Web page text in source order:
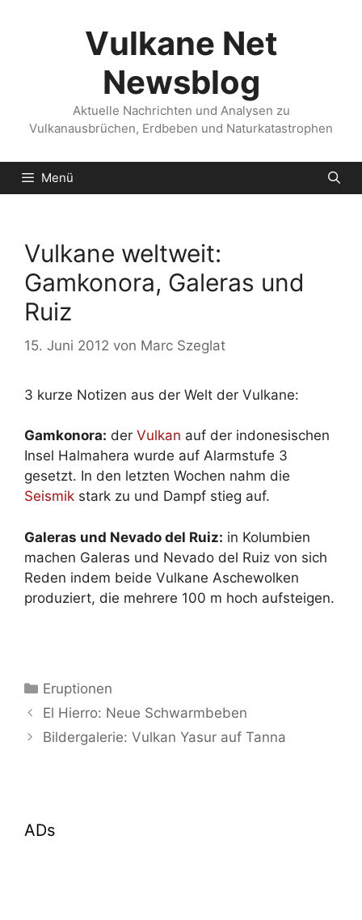
Vulkane Net
Newsblog
Aktuelle Nachrichten und Analysen zu
Vulkanausbrüchen, Erdbeben und Naturkatastrophen
Menü
Vulkane weltweit:
Gamkonora, Galeras und
Ruiz
15. Juni 2012 von Marc Szeglat
3 kurze Notizen aus der Welt der Vulkane:
Gamkonora: der Vulkan auf der indonesischen
Insel Halmahera wurde auf Alarmstufe 3
gesetzt. In den letzten Wochen nahm die
Seismik stark zu und Dampf stieg auf.
Galeras und Nevado del Ruiz: in Kolumbien
machen Galeras und Nevado del Ruiz von sich
Reden indem beide Vulkane Aschewolken
produziert, die mehrere 100 m hoch aufsteigen.
Kategorien
Eruptionen
El Hierro: Neue Schwarmbeben
Bildergalerie: Vulkan Yasur auf Tanna
ADs